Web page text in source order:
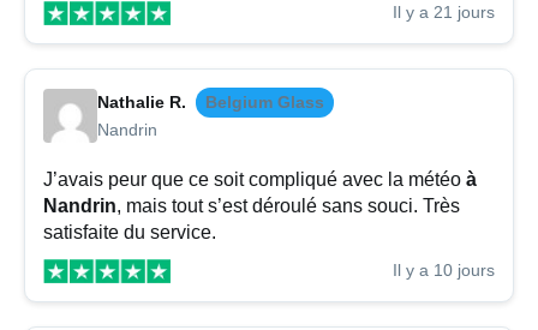
Il y a 21 jours
Nathalie R.
Belgium Glass
Nandrin
J’avais peur que ce soit compliqué avec la météo à
Nandrin, mais tout s’est déroulé sans souci. Très
satisfaite du service.
Il y a 10 jours